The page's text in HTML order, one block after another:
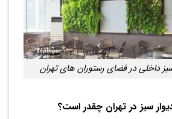
سبز داخلی در فضای رستوران های تهران
سبز در تهران چقدر است؟